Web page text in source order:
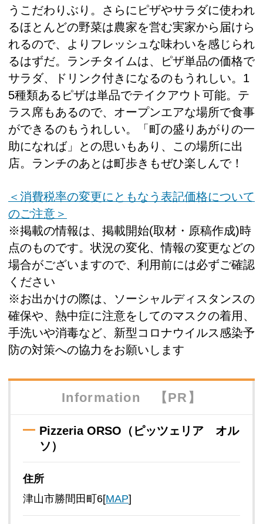
うこだわりぶり。さらにピザやサラダに使われ
るほとんどの野菜は農家を営む実家から届けら
れるので、よりフレッシュな味わいを感じられ
るはずだ。ランチタイムは、ピザ単品の価格で
サラダ、ドリンク付きになるのもうれしい。1
5種類あるピザは単品でテイクアウト可能。テ
ラス席もあるので、オープンエアな場所で食事
ができるのもうれしい。「町の盛りあがりの一
助になれば」との思いもあり、この場所に出
店。ランチのあとは町歩きもぜひ楽しんで！
＜消費税率の変更にともなう表記価格について
のご注意＞
※掲載の情報は、掲載開始(取材・原稿作成)時
点のものです。状況の変化、情報の変更などの
場合がございますので、利用前には必ずご確認
ください
※お出かけの際は、ソーシャルディスタンスの
確保や、熱中症に注意をしてのマスクの着用、
手洗いや消毒など、新型コロナウイルス感染予
防の対策への協力をお願いします
Information 【PR】
Pizzeria ORSO（ピッツェリア オル
ソ）
住所
津山市勝間田町6[MAP]